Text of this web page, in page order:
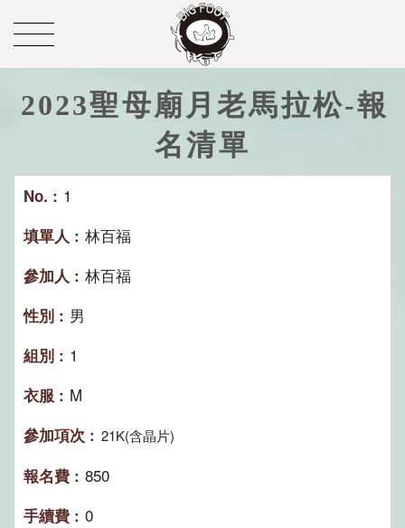
2023聖母廟月老馬拉松-報
名清單
1
林百福
林百福
男
1
M
21K(含晶片)
850
0